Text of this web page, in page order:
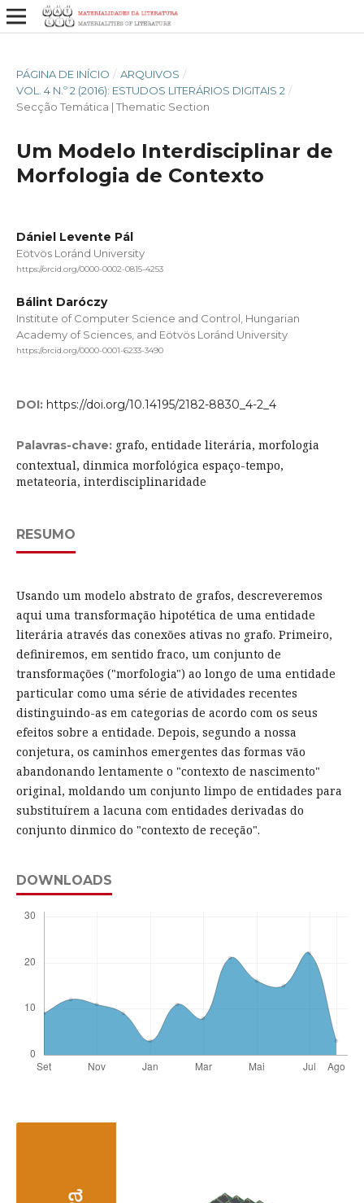
PÁGINA DE INÍCIO / ARQUIVOS /
VOL. 4 N.º 2 (2016): ESTUDOS LITERÁRIOS DIGITAIS 2 /
Secção Temática | Thematic Section
Um Modelo Interdisciplinar de
Morfologia de Contexto
Dániel Levente Pál
Eötvös Loránd University
https://orcid.org/0000-0002-0815-4253
Bálint Daróczy
Institute of Computer Science and Control, Hungarian
Academy of Sciences, and Eötvös Loránd University
https://orcid.org/0000-0001-6233-3490
DOI: https://doi.org/10.14195/2182-8830_4-2_4
Palavras-chave: grafo, entidade literária, morfologia
contextual, dinmica morfológica espaço-tempo,
metateoria, interdisciplinaridade
RESUMO
Usando um modelo abstrato de grafos, descreveremos
aqui uma transformação hipotética de uma entidade
literária através das conexões ativas no grafo. Primeiro,
definiremos, em sentido fraco, um conjunto de
transformações ("morfologia") ao longo de uma entidade
particular como uma série de atividades recentes
distinguindo-as em categorias de acordo com os seus
efeitos sobre a entidade. Depois, segundo a nossa
conjetura, os caminhos emergentes das formas vão
abandonando lentamente o "contexto de nascimento"
original, moldando um conjunto limpo de entidades para
substituírem a lacuna com entidades derivadas do
conjunto dinmico do "contexto de receção".
DOWNLOADS